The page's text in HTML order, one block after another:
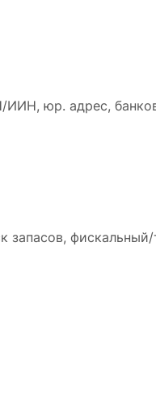
ИИН, юр. адрес,
запасов,